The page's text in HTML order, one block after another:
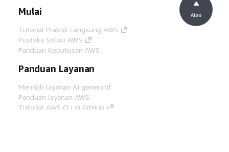
Mulai
Tutorial Praktik Langsung AWS
Pustaka Solusi AWS
Panduan Keputusan AWS
Panduan Layanan
Memilih layanan AI generatif
Panduan layanan AWS
Tutorial AWS CLI di GitHub
Atas